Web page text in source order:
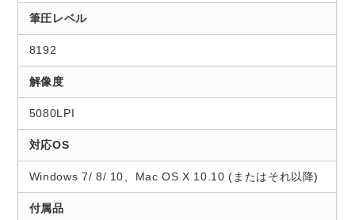
筆圧レベル
8192
解像度
5080LPI
対応OS
Windows 7/ 8/ 10、Mac OS X 10.10 (またはそれ以降)
付属品